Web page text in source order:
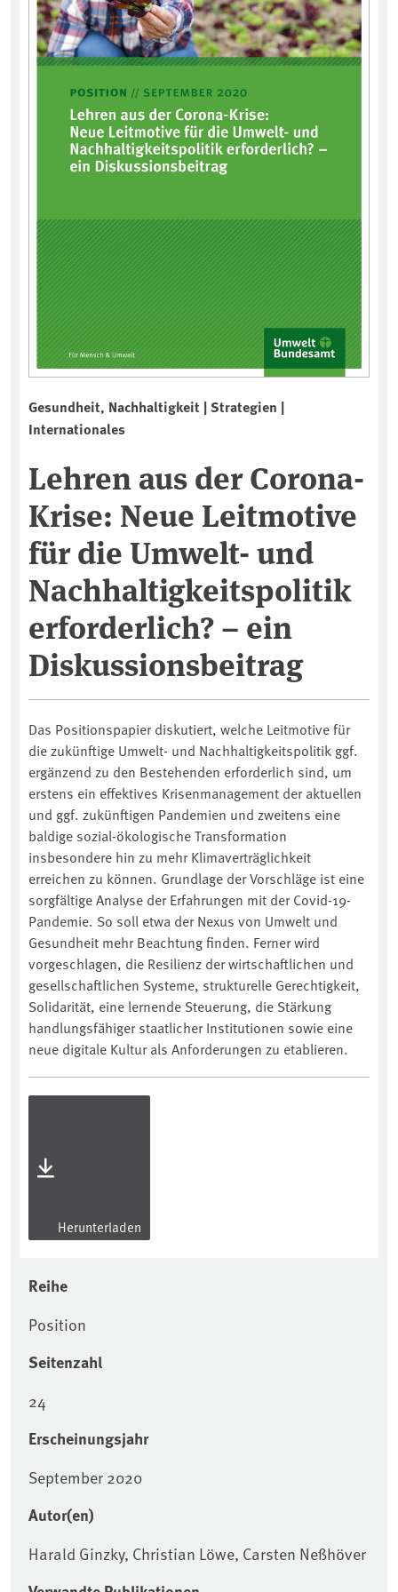
Gesundheit, Nachhaltigkeit | Strategien |
Internationales
Lehren aus der Corona-
Krise: Neue Leitmotive
für die Umwelt- und
Nachhaltigkeitspolitik
erforderlich? – ein
Diskussionsbeitrag
Das Positionspapier diskutiert, welche Leitmotive für
die zukünftige Umwelt- und Nachhaltigkeitspolitik ggf.
ergänzend zu den Bestehenden erforderlich sind, um
erstens ein effektives Krisenmanagement der aktuellen
und ggf. zukünftigen Pandemien und zweitens eine
baldige sozial-ökologische Transformation
insbesondere hin zu mehr Klimaverträglichkeit
erreichen zu können. Grundlage der Vorschläge ist eine
sorgfältige Analyse der Erfahrungen mit der Covid-19-
Pandemie. So soll etwa der Nexus von Umwelt und
Gesundheit mehr Beachtung finden. Ferner wird
vorgeschlagen, die Resilienz der wirtschaftlichen und
gesellschaftlichen Systeme, strukturelle Gerechtigkeit,
Solidarität, eine lernende Steuerung, die Stärkung
handlungsfähiger staatlicher Institutionen sowie eine
neue digitale Kultur als Anforderungen zu etablieren.
Herunterladen
Reihe
Position
Seitenzahl
24
Erscheinungsjahr
September 2020
Autor(en)
Harald Ginzky, Christian Löwe, Carsten Neßhöver